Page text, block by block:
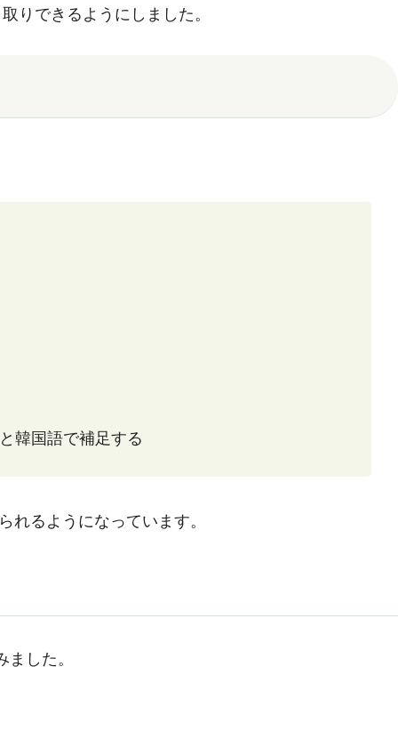
りできるようにしました。
韓国語で補足する
るようになっています。
した。